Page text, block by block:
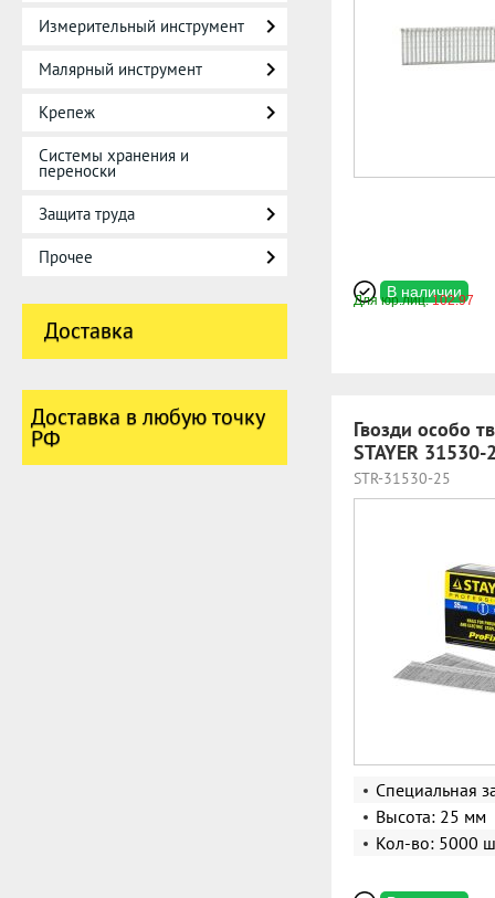
Измерительный инструмент
Малярный инструмент
Крепеж
Системы хранения и
переноски
Защита труда
Прочее
Доставка
Доставка в любую точку
РФ
В наличии
Для юр.лиц:102.97
Гвозди особо
STAYER 31530-
STR-31530-25
Специальная
Высота: 25 мм
Кол-во: 5000